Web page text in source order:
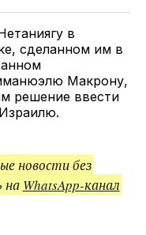
в
сделанном им в
Макрону,
решение ввести
новости без
на WhatsApp-канал